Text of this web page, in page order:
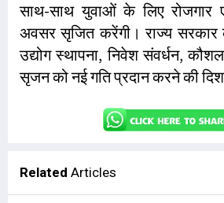
साथ-साथ युवाओं के लिए रोजगार
अवसर सृजित करेंगी। राज्य सरकार
उद्योग स्थापना, निवेश संवर्धन,
सृजन को नई गति प्रदान करने की
Related Articles